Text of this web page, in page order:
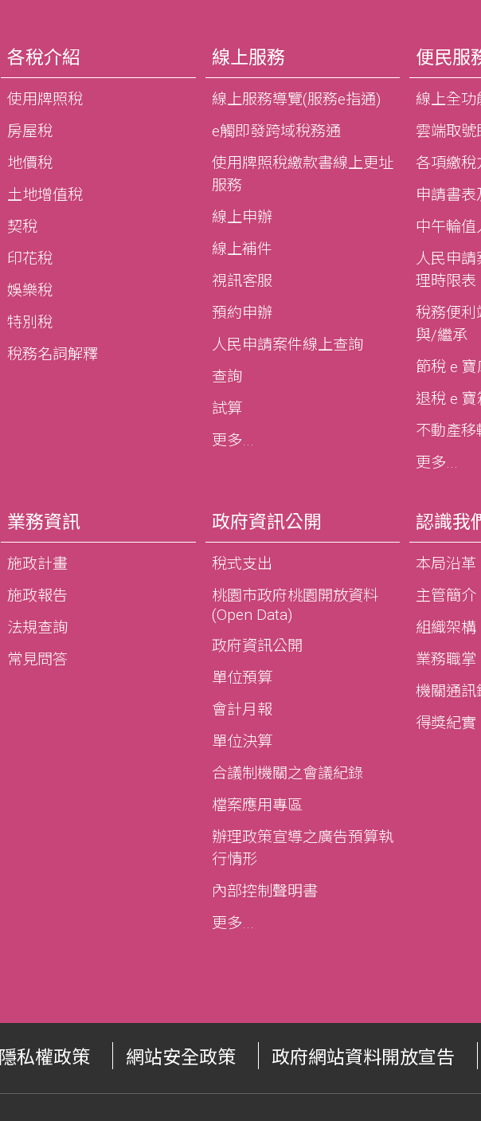
各稅介紹
使用牌照稅
房屋稅
地價稅
土地增值稅
契稅
印花稅
娛樂稅
特別稅
稅務名詞解釋
線上服務
線上服務導覽(服務e指通)
e觸即發跨域稅務通
使用牌照稅繳款書線上更址
服務
線上申辦
線上補件
視訊客服
預約申辦
人民申請案件線上查詢
查詢
試算
更多...
便民服
線上全
雲端取號
各項繳稅
申請書
中午輪
人民申
理時限表
稅務便
與/繼承
節稅 e 寶
退稅 e 寶
不動產移
更多...
業務資訊
施政計畫
施政報告
法規查詢
常見問答
政府資訊公開
稅式支出
桃園市政府桃園開放資料
(Open Data)
政府資訊公開
單位預算
會計月報
單位決算
合議制機關之會議紀錄
檔案應用專區
辦理政策宣導之廣告預算執
行情形
內部控制聲明書
更多...
認識我
本局沿革
主管簡介
組織架構
業務職掌
機關通訊
得獎紀實
隱私權政策 網站安全政策 政府網站資料開放宣告